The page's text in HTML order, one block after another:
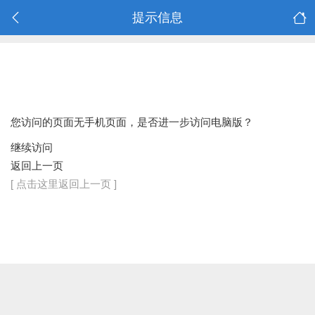
提示信息
您访问的页面无手机页面，是否进一步访问电脑版？
继续访问
返回上一页
[ 点击这里返回上一页 ]